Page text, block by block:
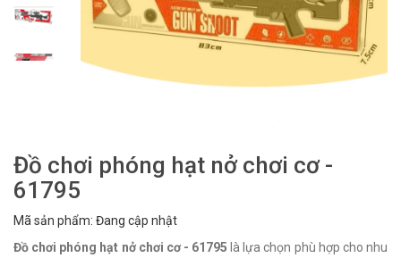
Đồ chơi phóng hạt nở chơi cơ -
61795
Mã sản phẩm: Đang cập nhật
Đồ chơi phóng hạt nở chơi cơ - 61795 là lựa chọn phù hợp cho nhu